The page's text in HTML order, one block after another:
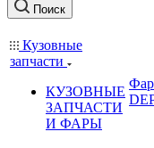
Поиск
Кузовные
запчасти
КУЗОВНЫЕ
ЗАПЧАСТИ
И ФАРЫ